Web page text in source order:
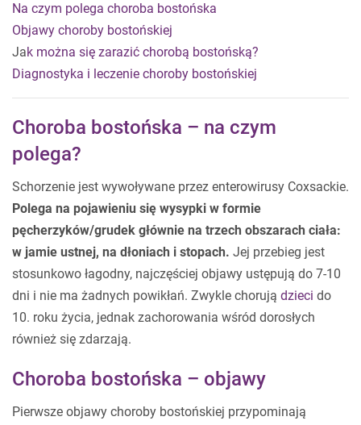
Na czym polega choroba bostońska
Objawy choroby bostońskiej
Jak można się zarazić chorobą bostońską?
Diagnostyka i leczenie choroby bostońskiej
Choroba bostońska – na czym
polega?
Schorzenie jest wywoływane przez enterowirusy Coxsackie.
Polega na pojawieniu się wysypki w formie
pęcherzyków/grudek głównie na trzech obszarach ciała:
w jamie ustnej, na dłoniach i stopach. Jej przebieg jest
stosunkowo łagodny, najczęściej objawy ustępują do 7-10
dni i nie ma żadnych powikłań. Zwykle chorują dzieci do
10. roku życia, jednak zachorowania wśród dorosłych
również się zdarzają.
Choroba bostońska – objawy
Pierwsze objawy choroby bostońskiej przypominają